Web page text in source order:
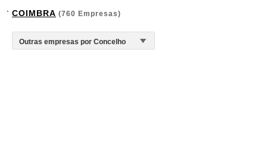
COIMBRA (760 Empresas)